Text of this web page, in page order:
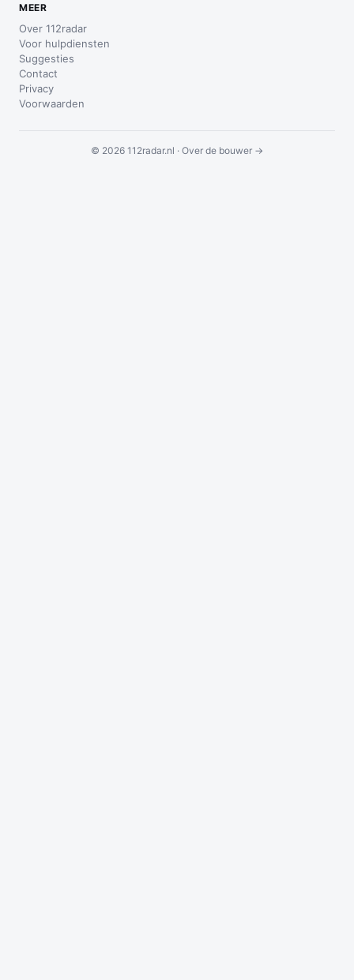
MEER
Over 112radar
Voor hulpdiensten
Suggesties
Contact
Privacy
Voorwaarden
© 2026 112radar.nl · Over de bouwer →